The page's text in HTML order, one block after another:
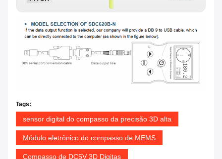
Tags:
sensor digital do compasso da precisão 3D alta
Módulo eletrônico do compasso de MEMS
Compasso de DC5V 3D Digitas